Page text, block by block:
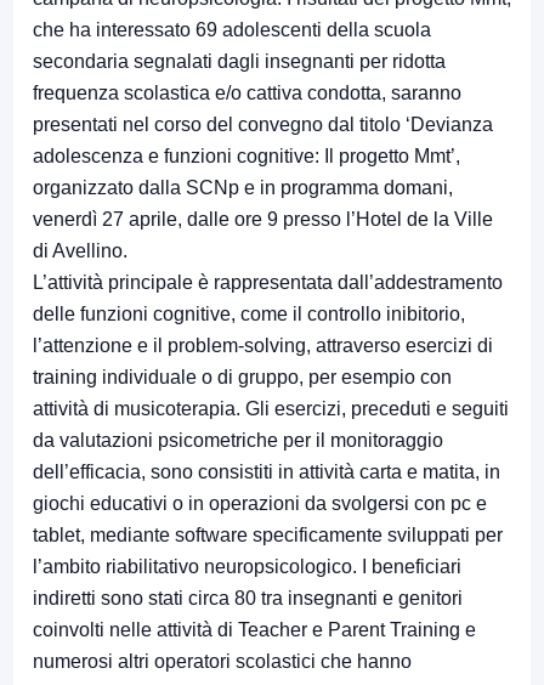
che ha interessato 69 adolescenti della scuola
secondaria segnalati dagli insegnanti per ridotta
frequenza scolastica e/o cattiva condotta, saranno
presentati nel corso del convegno dal titolo ‘Devianza
adolescenza e funzioni cognitive: Il progetto Mmt’,
organizzato dalla SCNp e in programma domani,
venerdì 27 aprile, dalle ore 9 presso l’Hotel de la Ville
di Avellino.
L’attività principale è rappresentata dall’addestramento
delle funzioni cognitive, come il controllo inibitorio,
l’attenzione e il problem-solving, attraverso esercizi di
training individuale o di gruppo, per esempio con
attività di musicoterapia. Gli esercizi, preceduti e seguiti
da valutazioni psicometriche per il monitoraggio
dell’efficacia, sono consistiti in attività carta e matita, in
giochi educativi o in operazioni da svolgersi con pc e
tablet, mediante software specificamente sviluppati per
l’ambito riabilitativo neuropsicologico. I beneficiari
indiretti sono stati circa 80 tra insegnanti e genitori
coinvolti nelle attività di Teacher e Parent Training e
numerosi altri operatori scolastici che hanno